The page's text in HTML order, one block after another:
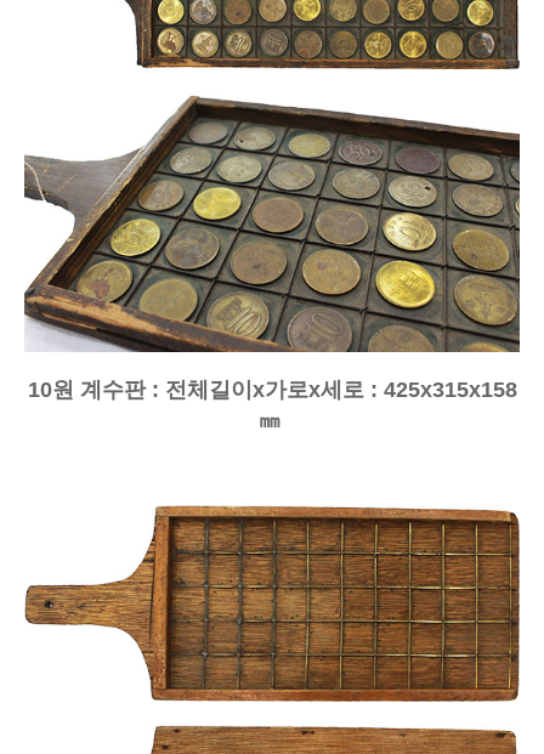
10원 계수판 : 전체길이x가로x세로 : 425x315x158
㎜